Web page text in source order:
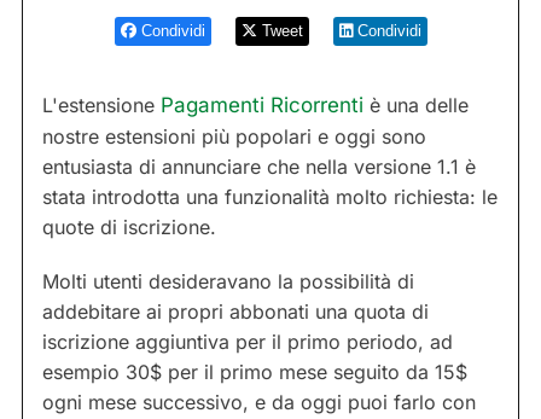
Condividi Tweet Condividi
L'estensione Pagamenti Ricorrenti è una delle
nostre estensioni più popolari e oggi sono
entusiasta di annunciare che nella versione 1.1 è
stata introdotta una funzionalità molto richiesta: le
quote di iscrizione.
Molti utenti desideravano la possibilità di
addebitare ai propri abbonati una quota di
iscrizione aggiuntiva per il primo periodo, ad
esempio 30$ per il primo mese seguito da 15$
ogni mese successivo, e da oggi puoi farlo con